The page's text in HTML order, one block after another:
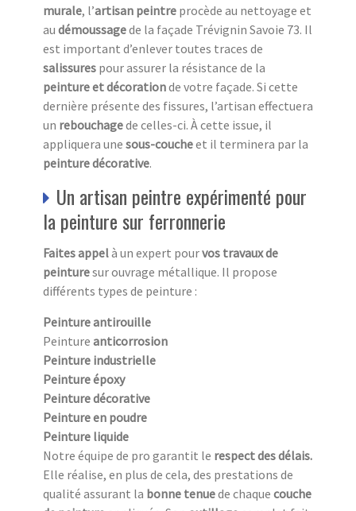
murale, l’artisan peintre procède au nettoyage et
au démoussagede la façade Trévignin Savoie 73. Il
est important d’enlever toutes traces de
salissures pour assurer la résistance de la
peinture et décorationde votre façade. Si cette
dernière présente des fissures, l’artisan effectuera
un rebouchagede celles-ci. À cette issue, il
appliquera une sous-coucheet il terminera par la
peinture décorative.
Un artisan peintre expérimenté pour
la peinture sur ferronnerie
Faites appelà un expert pourvos travaux de
peinturesur ouvrage métallique. Il propose
différents types de peinture :
Peinture antirouille
Peinture anticorrosion
Peinture industrielle
Peinture époxy
Peinture décorative
Peinture en poudre
Peinture liquide
Notre équipe de pro garantit le respect des délais.
Elle réalise, en plus de cela, des prestations de
qualité assurant la bonne tenuede chaque couche